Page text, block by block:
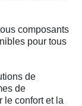
composants
pour tous
de
de
le confort et la